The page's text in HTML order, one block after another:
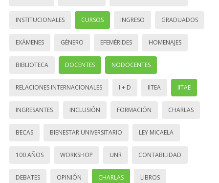
INSTITUCIONALES CURSOS INGRESO GRADUADOS
EXÁMENES GÉNERO EFEMÉRIDES HOMENAJES
BIBLIOTECA DOCENTES NODOCENTES
RELACIONES INTERNACIONALES I + D IITEA IITAE
INGRESANTES INCLUSIÓN FORMACIÓN CHARLAS
BECAS BIENESTAR UNIVERSITARIO LEY MICAELA
100 AÑOS WORKSHOP UNR CONTABILIDAD
DEBATES OPINIÓN CHARLAS LIBROS